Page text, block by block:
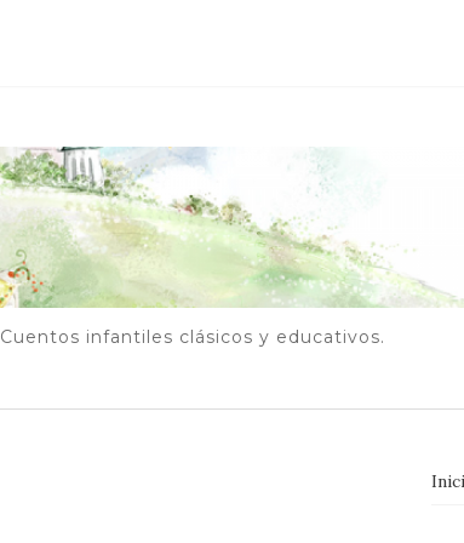
Cuentos infantiles clásicos y educativos.